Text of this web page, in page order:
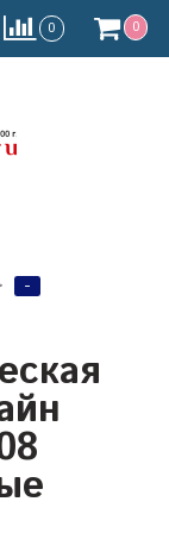
0 0
-